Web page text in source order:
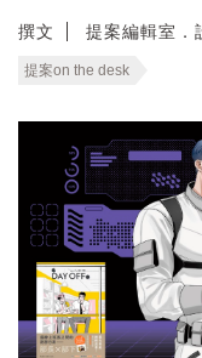
撰文 提案編輯室．
提案on the desk